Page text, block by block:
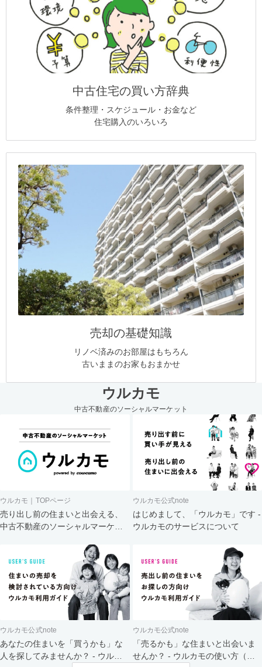
中古住宅の買い方辞典
条件整理・スケジュール・お金など
住宅購入のいろいろ
売却の基礎知識
リノベ済みのお部屋はもちろん
古いままのお家もおまかせ
ウルカモ
中古不動産のソーシャルマーケット
ウルカモ｜TOPページ
売り出し前の住まいと出会える、
中古不動産のソーシャルマーケッ
ウルカモ公式note
はじめまして、「ウルカモ」です -
ウルカモのサービスについて
ウルカモ公式note
あなたの住まいを「買うかも」な
人を探してみませんか？ - ウルカ
ウルカモ公式note
「売るかも」な住まいと出会いま
せんか？ - ウルカモの使い方（買